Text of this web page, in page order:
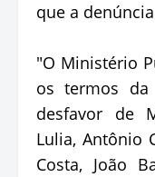
que a
"O Ministério
os termos da
desfavor de
Lulia, Antônio
Costa, João